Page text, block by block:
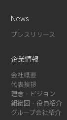
2023-01 (1)
2022-11 (4)
2022-04 (1)
2022-01 (1)
2021-12 (1)
2021-10 (3)
2021-09 (1)
News
プレスリリース
企業情報
会社概要
代表挨拶
理念・ビジョン
組織図・役員紹介
グループ会社紹介